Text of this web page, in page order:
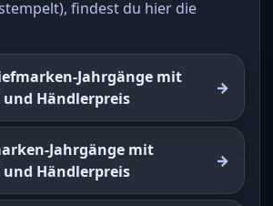
findest du hier die
Jahrgänge mit
Händlerpreis
Jahrgänge mit
Händlerpreis